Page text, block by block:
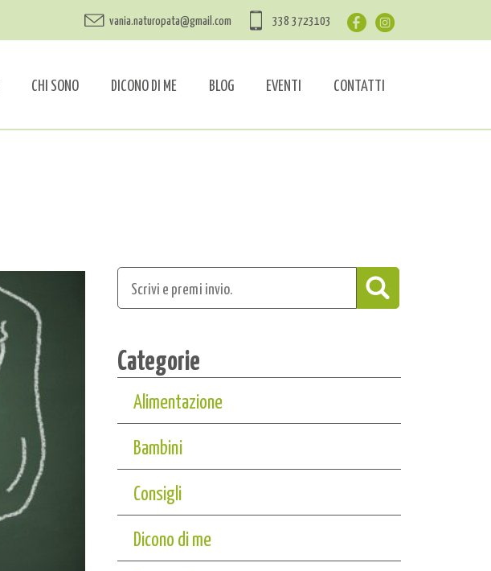
vania.naturopata@gmail.com 338 3723103
CHI SONO DICONO DI ME BLOG EVENTI CONTATTI
Categorie
Alimentazione
Bambini
Consigli
Dicono di me